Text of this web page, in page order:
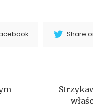
Share